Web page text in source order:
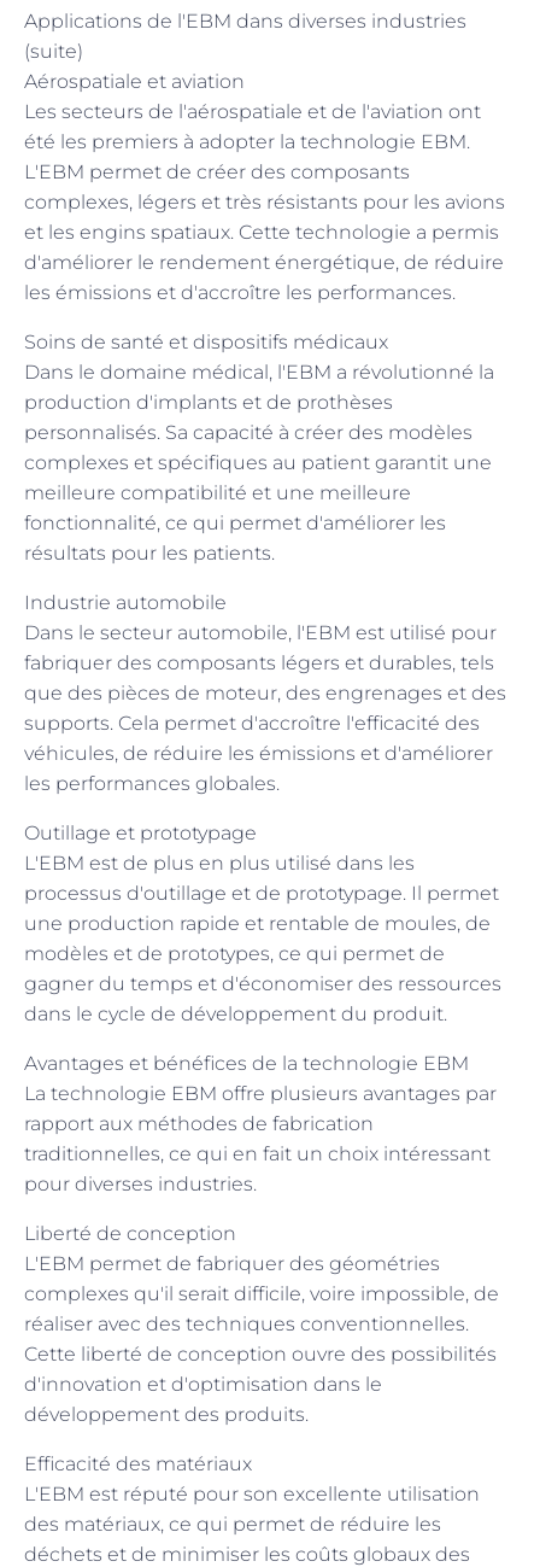
Applications de l'EBM dans diverses industries
(suite)
Aérospatiale et aviation
Les secteurs de l'aérospatiale et de l'aviation ont
été les premiers à adopter la technologie EBM.
L'EBM permet de créer des composants
complexes, légers et très résistants pour les avions
et les engins spatiaux. Cette technologie a permis
d'améliorer le rendement énergétique, de réduire
les émissions et d'accroître les performances.
Soins de santé et dispositifs médicaux
Dans le domaine médical, l'EBM a révolutionné la
production d'implants et de prothèses
personnalisés. Sa capacité à créer des modèles
complexes et spécifiques au patient garantit une
meilleure compatibilité et une meilleure
fonctionnalité, ce qui permet d'améliorer les
résultats pour les patients.
Industrie automobile
Dans le secteur automobile, l'EBM est utilisé pour
fabriquer des composants légers et durables, tels
que des pièces de moteur, des engrenages et des
supports. Cela permet d'accroître l'efficacité des
véhicules, de réduire les émissions et d'améliorer
les performances globales.
Outillage et prototypage
L'EBM est de plus en plus utilisé dans les
processus d'outillage et de prototypage. Il permet
une production rapide et rentable de moules, de
modèles et de prototypes, ce qui permet de
gagner du temps et d'économiser des ressources
dans le cycle de développement du produit.
Avantages et bénéfices de la technologie EBM
La technologie EBM offre plusieurs avantages par
rapport aux méthodes de fabrication
traditionnelles, ce qui en fait un choix intéressant
pour diverses industries.
Liberté de conception
L'EBM permet de fabriquer des géométries
complexes qu'il serait difficile, voire impossible, de
réaliser avec des techniques conventionnelles.
Cette liberté de conception ouvre des possibilités
d'innovation et d'optimisation dans le
développement des produits.
Efficacité des matériaux
L'EBM est réputé pour son excellente utilisation
des matériaux, ce qui permet de réduire les
déchets et de minimiser les coûts globaux des